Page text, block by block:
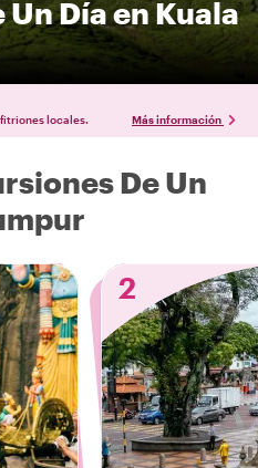
Día en Kuala
locales. Más información
De Un
2